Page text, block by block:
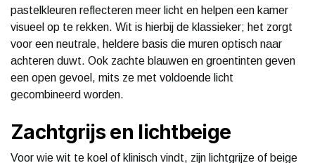
pastelkleuren reflecteren meer licht en helpen een kamer
visueel op te rekken. Wit is hierbij de klassieker; het zorgt
voor een neutrale, heldere basis die muren optisch naar
achteren duwt. Ook zachte blauwen en groentinten geven
een open gevoel, mits ze met voldoende licht
gecombineerd worden.
Zachtgrijs en lichtbeige
Voor wie wit te koel of klinisch vindt, zijn lichtgrijze of beige